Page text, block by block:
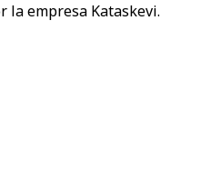
la empresa Kataskevi.